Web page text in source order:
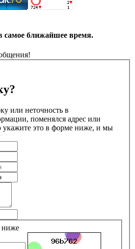
ближайшее время.
или неточность в
поменялся адрес или
укажите это в форме ниже, и мы
ниже